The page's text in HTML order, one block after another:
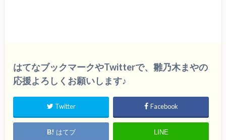
はてなブックマークやTwitterで、雛乃木まやの
応援よろしくお願いします♪
Twitter Facebook
はてブ LINE